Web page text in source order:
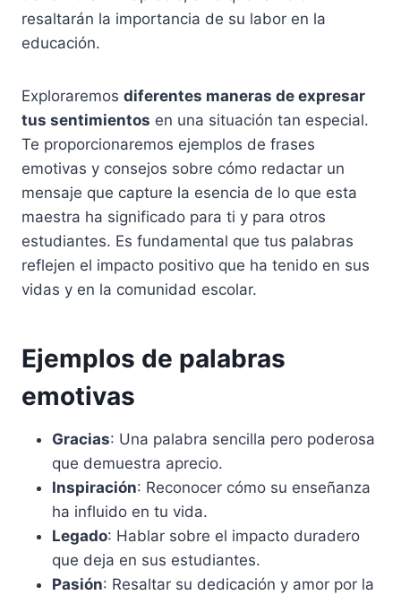
resaltarán la importancia de su labor en la
educación.
Exploraremos diferentes maneras de expresar
tus sentimientos en una situación tan especial.
Te proporcionaremos ejemplos de frases
emotivas y consejos sobre cómo redactar un
mensaje que capture la esencia de lo que esta
maestra ha significado para ti y para otros
estudiantes. Es fundamental que tus palabras
reflejen el impacto positivo que ha tenido en sus
vidas y en la comunidad escolar.
Ejemplos de palabras
emotivas
Gracias: Una palabra sencilla pero poderosa
que demuestra aprecio.
Inspiración: Reconocer cómo su enseñanza
ha influido en tu vida.
Legado: Hablar sobre el impacto duradero
que deja en sus estudiantes.
Pasión: Resaltar su dedicación y amor por la